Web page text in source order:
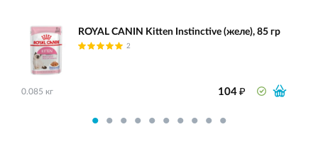
ROYAL CANIN Kitten Instinctive (желе), 85 гр
2
0.085 кг 104₽